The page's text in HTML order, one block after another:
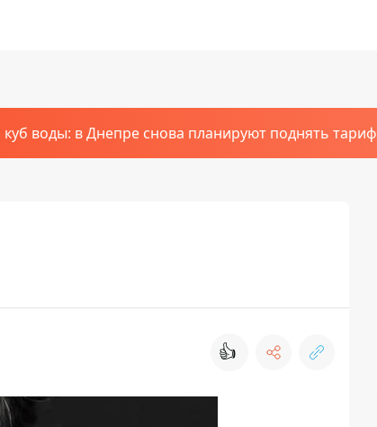
куб воды: в Днепре снова планируют поднять тариф
👍